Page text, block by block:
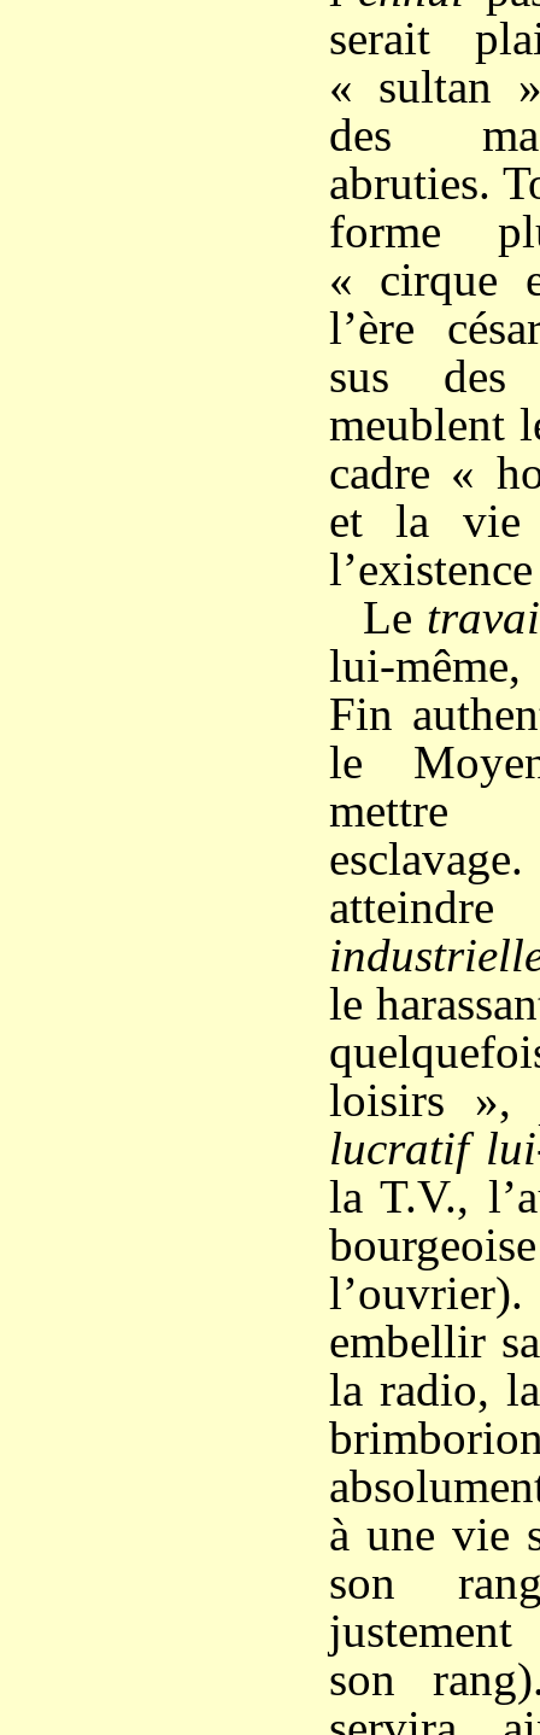
serait
« sultan
des
abruties.
forme
« cirque
l’ère
sus des
meublent
cadre «
et la vie
Le
lui-
Fin
le
mettre
le
loisirs »,
lucratif
la T.V.,
embellir
la radio,
à une vie
son
son